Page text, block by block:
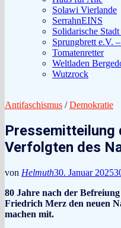
Solawi Vierlande
SerrahnEINS
Solidarische
Sprungbrett e.V.
Tomatenretter
Weltladen
Wutzrock
Antifaschismus /Demokratie
Pressemitteilung
Verfolgten des
von Helmuth30. Januar 2025
80 Jahre nach der
Friedrich Merz den neuen
machen mit.